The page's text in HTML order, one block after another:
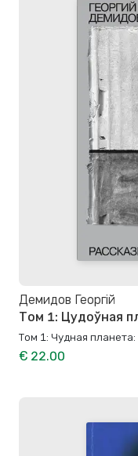
Демидов Георгій
Том 1: Цудоўная
Том 1: Чудная
€ 22.00